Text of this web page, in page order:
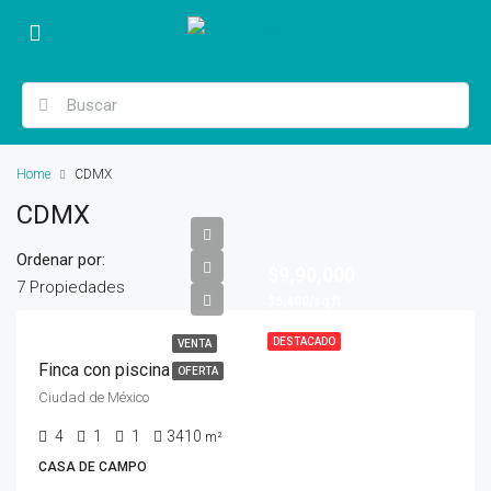
Home CDMX
CDMX
7 Propiedades
Ordenar por:
DESTACADO
VENTA
OFERTA
Finca con piscina
Ciudad de México
4 1 1 3410 m²
CASA DE CAMPO